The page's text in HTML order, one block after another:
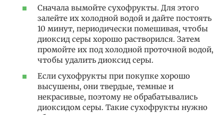
Сначала вымойте сухофрукты. Для этого
залейте их холодной водой и дайте постоять
10 минут, периодически помешивая, чтобы
диоксид серы хорошо растворился. Затем
промойте их под холодной проточной водой,
чтобы удалить диоксид серы.
Если сухофрукты при покупке хорошо
высушены, они твердые, темные и
некрасивые, поэтому не обрабатывались
диоксидом серы. Такие сухофрукты нужно